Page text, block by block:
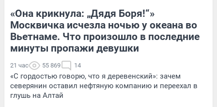
«Она крикнула: „Дядя Боря!“»
Москвичка исчезла ночью у океана во
Вьетнаме. Что произошло в последние
минуты пропажи девушки
21 час 55 869 14
«С гордостью говорю, что я деревенский»: зачем
северянин оставил нефтяную компанию и переехал в
глушь на Алтай